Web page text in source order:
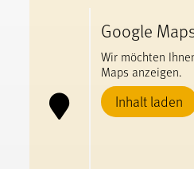
Google
Wir möchten
Maps anzeigen.
Inhalt laden